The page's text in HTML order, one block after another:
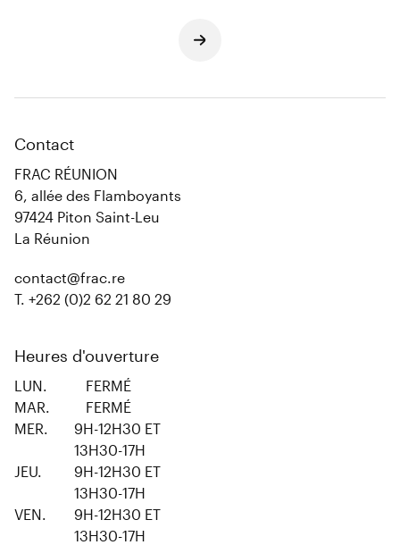
Contact
FRAC RÉUNION
6, allée des Flamboyants
97424 Piton Saint-Leu
La Réunion
contact@frac.re
T. +262 (0)2 62 21 80 29
Heures d'ouverture
LUN.
FERMÉ
MAR.
FERMÉ
MER.
9H-12H30 ET
13H30-17H
JEU.
9H-12H30 ET
13H30-17H
VEN.
9H-12H30 ET
13H30-17H